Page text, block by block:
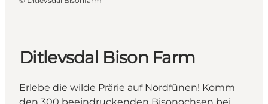
Ditlevsdal Bison Farm
Erlebe die wilde Prärie auf Nordfünen! Komm